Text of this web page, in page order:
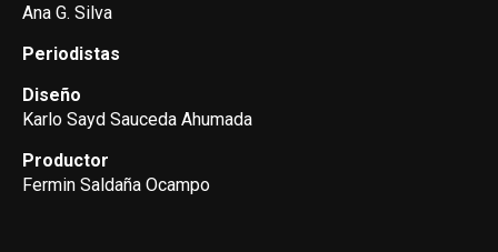
Ana G. Silva
Periodistas
Diseño
Karlo Sayd Sauceda Ahumada
Productor
Fermin Saldaña Ocampo